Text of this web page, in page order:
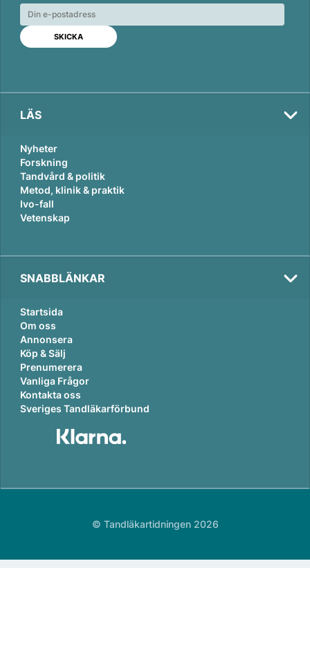
e
d
n
b
o
o
k
l
LÄS
Nyheter
Forskning
Tandvård & politik
Metod, klinik & praktik
Ivo-fall
Vetenskap
SNABBLÄNKAR
Startsida
Om oss
Annonsera
Köp & Sälj
Prenumerera
Vanliga Frågor
Kontakta oss
Sveriges Tandläkarförbund
© Tandläkartidningen 2026